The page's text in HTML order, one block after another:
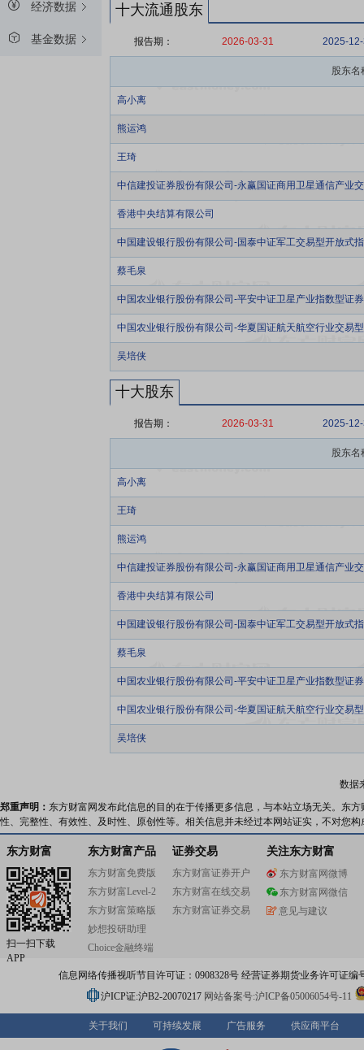
经济数据
基金数据
十大流通股东
报告期： 2026-03-31 2025-
股东名
高小离
熊运鸿
王琦
中信建投证券股份有限公司-永赢国证商用卫星通信产业
香港中央结算有限公司
中国建设银行股份有限公司-国泰中证军工交易型开放式
蔡毛泉
中国农业银行股份有限公司-平安中证卫星产业指数型证
中国农业银行股份有限公司-华夏国证航天航空行业交易
吴培侠
十大股东
报告期： 2026-03-31 2025-
股东名
高小离
王琦
熊运鸿
中信建投证券股份有限公司-永赢国证商用卫星通信产业
香港中央结算有限公司
中国建设银行股份有限公司-国泰中证军工交易型开放式
蔡毛泉
中国农业银行股份有限公司-平安中证卫星产业指数型证
中国农业银行股份有限公司-华夏国证航天航空行业交易
吴培侠
数据
郑重声明： 东方财富网发布此信息的目的在于传播更多信息，与本站立场无关。东
性、完整性、有效性、及时性、原创性等。相关信息并未经过本网站证实，不对您
东方财富
扫一扫下载
APP
东方财富产品
东方财富免费版
东方财富Level-2
东方财富策略版
妙想投研助理
Choice金融终端
证券交易
东方财富证券开户
东方财富在线交易
东方财富证券交易
关注东方财富
东方财富网微博
东方财富网微信
意见与建议
信息网络传播视听节目许可证：0908328号 经营证券期货业务许可证编
沪ICP证:沪B2-20070217 网站备案号:沪ICP备05006054号-11
关于我们 可持续发展 广告服务 供应商平台